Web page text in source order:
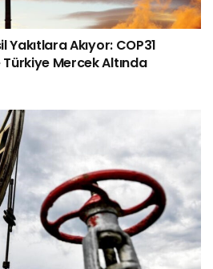
Akıyor: COP31
Mercek Altında